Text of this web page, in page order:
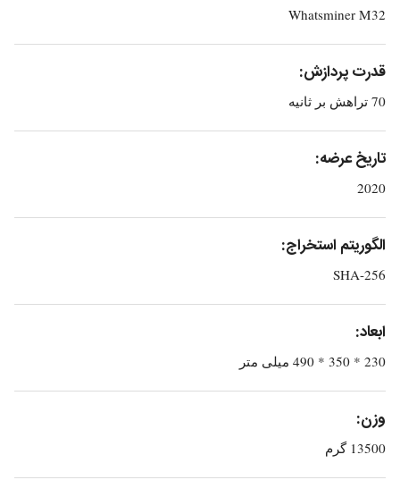
Whatsminer M32
قدرت پردازش:
70 تراهش بر ثانیه
تاریخ عرضه:
2020
الگوریتم استخراج:
SHA-256
ابعاد:
230 * 350 * 490 میلی متر
وزن:
13500 گرم